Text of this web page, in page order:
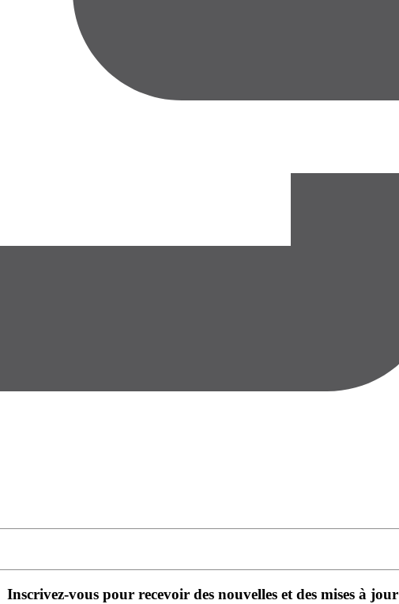
Inscrivez-vous pour recevoir des nouvelles et des mises à jour